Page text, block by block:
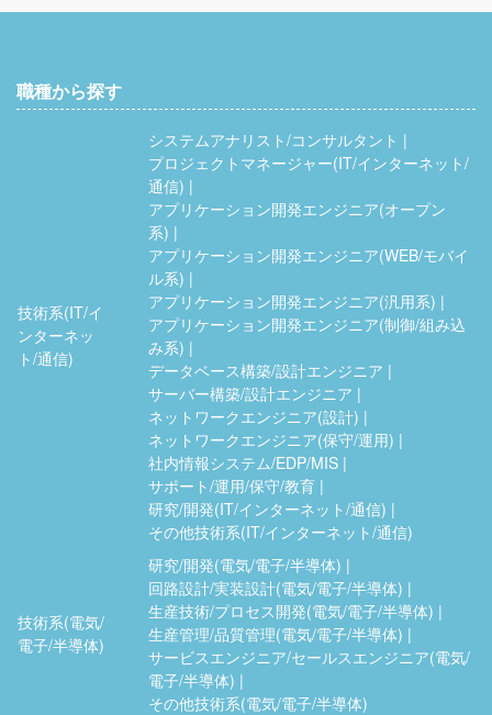
職種から探す
技術系(IT/イ
ンターネッ
ト/通信)
システムアナリスト/コンサルタント
プロジェクトマネージャー(IT/インターネット/
通信)
アプリケーション開発エンジニア(オープン
系)
アプリケーション開発エンジニア(WEB/モバイ
ル系)
アプリケーション開発エンジニア(汎用系)
アプリケーション開発エンジニア(制御/組み込
み系)
データベース構築/設計エンジニア
サーバー構築/設計エンジニア
ネットワークエンジニア(設計)
ネットワークエンジニア(保守/運用)
社内情報システム/EDP/MIS
サポート/運用/保守/教育
研究/開発(IT/インターネット/通信)
その他技術系(IT/インターネット/通信)
技術系(電気/
電子/半導体)
研究/開発(電気/電子/半導体)
回路設計/実装設計(電気/電子/半導体)
生産技術/プロセス開発(電気/電子/半導体)
生産管理/品質管理(電気/電子/半導体)
サービスエンジニア/セールスエンジニア(電気/
電子/半導体)
その他技術系(電気/電子/半導体)